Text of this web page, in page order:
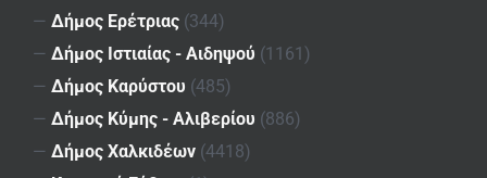
— Δήμος Ερέτριας (344)
— Δήμος Ιστιαίας - Αιδηψού (1161)
— Δήμος Καρύστου (485)
— Δήμος Κύμης - Αλιβερίου (886)
— Δήμος Χαλκιδέων (4418)